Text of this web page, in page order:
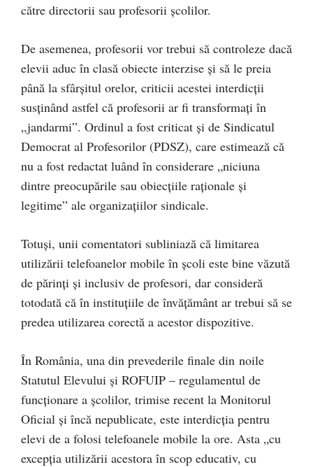
către directorii sau profesorii şcolilor.
De asemenea, profesorii vor trebui să controleze dacă
elevii aduc în clasă obiecte interzise şi să le preia
până la sfârşitul orelor, criticii acestei interdicţii
susţinând astfel că profesorii ar fi transformaţi în
„jandarmi”. Ordinul a fost criticat şi de Sindicatul
Democrat al Profesorilor (PDSZ), care estimează că
nu a fost redactat luând în considerare „niciuna
dintre preocupările sau obiecţiile raţionale şi
legitime” ale organizaţiilor sindicale.
Totuşi, unii comentatori subliniază că limitarea
utilizării telefoanelor mobile în şcoli este bine văzută
de părinţi şi inclusiv de profesori, dar consideră
totodată că în instituţiile de învăţământ ar trebui să se
predea utilizarea corectă a acestor dispozitive.
În România, una din prevederile finale din noile
Statutul Elevului și ROFUIP – regulamentul de
funcționare a școlilor, trimise recent la Monitorul
Oficial și încă nepublicate, este interdicția pentru
elevi de a folosi telefoanele mobile la ore. Asta „cu
excepția utilizării acestora în scop educativ, cu